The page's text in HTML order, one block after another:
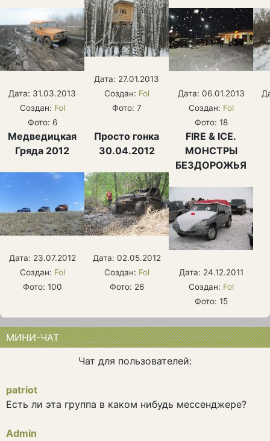
Дата: 31.03.2013
Создан: Fol
Фото: 6
Дата: 27.01.2013
Создан: Fol
Фото: 7
Дата: 06.01.2013
Создан: Fol
Фото: 18
Медведицкая
Гряда 2012
Дата: 23.07.2012
Создан: Fol
Фото: 100
Просто гонка
30.04.2012
Дата: 02.05.2012
Создан: Fol
Фото: 26
FIRE & ICE.
МОНСТРЫ
БЕЗДОРОЖЬЯ
Дата: 24.12.2011
Создан: Fol
Фото: 15
МИНИ-ЧАТ
Чат для пользователей:
patriot
Есть ли эта группа в каком нибудь мессенджере?
Admin